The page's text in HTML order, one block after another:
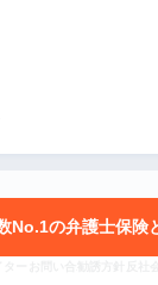
No.1の弁護士保険